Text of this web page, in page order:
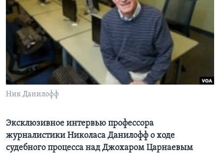
Learning English
СОЦИАЛЬНЫЕ СЕТИ
Языки
Ник Данилофф
Эксклюзивное интервью профессора
журналистики Николаса Данилофф о ходе
судебного процесса над Джохаром Царнаевым